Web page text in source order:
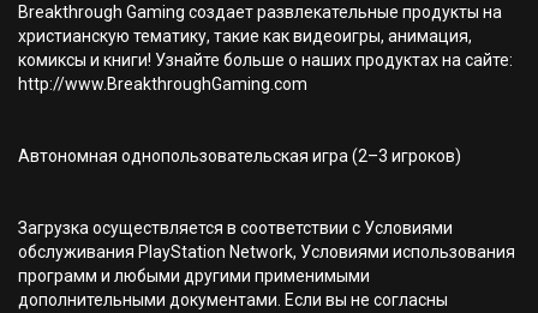
Breakthrough Gaming создает развлекательные продукты на
христианскую тематику, такие как видеоигры, анимация,
комиксы и книги! Узнайте больше о наших продуктах на сайте:
http://www.BreakthroughGaming.com
Автономная однопользовательская игра (2–3 игроков)
Загрузка осуществляется в соответствии с Условиями
обслуживания PlayStation Network, Условиями использования
программ и любыми другими применимыми
дополнительными документами. Если вы не согласны